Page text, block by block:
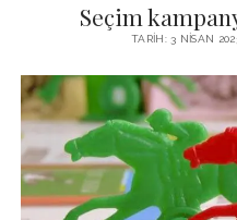
Seçim
TARIH: 3 NISAN